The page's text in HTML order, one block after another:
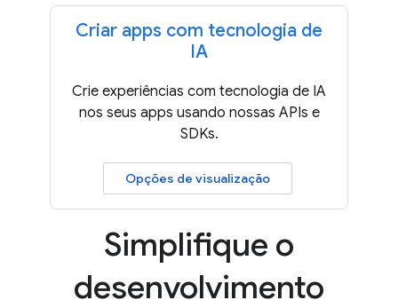
Criar apps com tecnologia de
IA
Crie experiências com tecnologia de IA
nos seus apps usando nossas APIs e
SDKs.
Opções de visualização
Simplifique o
desenvolvimento